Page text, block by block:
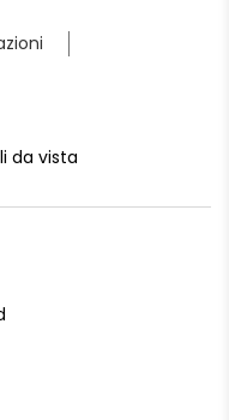
da vista